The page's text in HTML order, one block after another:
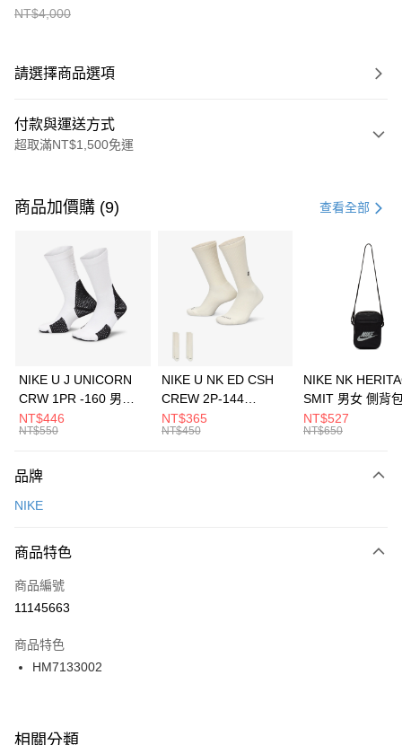
NT$4,000
請選擇商品選項
付款與運送方式
超取滿NT$1,500免運
信用卡一次付款
3 期 0 利率 每期 21家銀行
合作金庫商業銀行
第一商業銀行
華南商業銀行
彰化商業銀行
上海商業儲蓄銀行
元大商業銀行
台灣樂天信用卡公司
Apple Pay
全盈+PAY
AFTEE先享後付
【關於「AFTEE先享後付」】
便利好安心！
３．安心：先確認商品／服務後，再付款。
【「AFTEE先享後付」結帳流程】
１．於結帳方式選擇「AFTEE先享後付」後，將跳轉至「AFTEE先享後付」
２．訂單成立數日內，您將收到繳費通知簡訊。
３．收到繳費通知簡訊後14天內，點擊此簡訊中的連結，可透過四大超商／
ATM／網路銀行／等多元方式進行付款，方視為交易完成。
※ 交易是否成功請以「AFTEE先享後付 」之結帳頁面顯示為準，若有關於
運送方式
每筆NT$100，滿NT$1,500(含以上)免運費
宅配
每筆NT$100，滿NT$1,500(含以上)免運費
付款後門市自取
每筆NT$100，滿NT$1,500(含以上)免運費
商品加價購 (9) 查看全部
NIKE U J UNICORN
CRW 1PR -160 男女
中統襪 FZ3393100
NT$446
NT$550
NIKE U NK ED CSH
CREW 2P-144
EMBRDY 男女 短統襪
FZ3073133
NT$365
NT$450
NIKE NK
SMIT 男女 側背
BA5871010
NT$527
NT$650
品牌
NIKE
商品特色
商品編號
11145663
商品特色
HM7133002
相關分類